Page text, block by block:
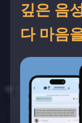
깊은 음
다 마음